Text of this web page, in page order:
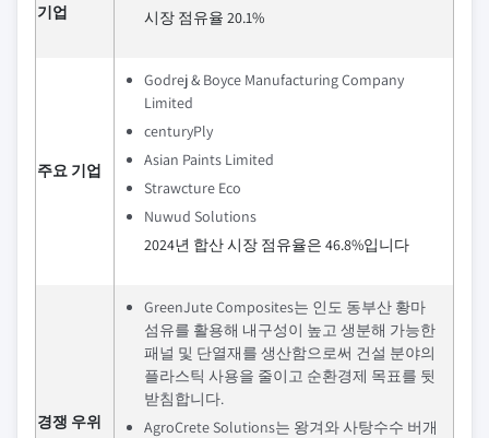
기업
시장 점유율 20.1%
주요 기업
Godrej & Boyce Manufacturing Company
Limited
centuryPly
Asian Paints Limited
Strawcture Eco
Nuwud Solutions
2024년 합산 시장 점유율은 46.8%입니다
경쟁 우위
GreenJute Composites는 인도 동부산 황마
섬유를 활용해 내구성이 높고 생분해 가능한
패널 및 단열재를 생산함으로써 건설 분야의
플라스틱 사용을 줄이고 순환경제 목표를 뒷
받침합니다.
AgroCrete Solutions는 왕겨와 사탕수수 버개